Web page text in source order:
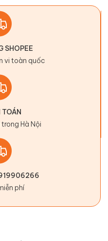
SHOPEE
vi toàn quốc
Hà Nội
phí